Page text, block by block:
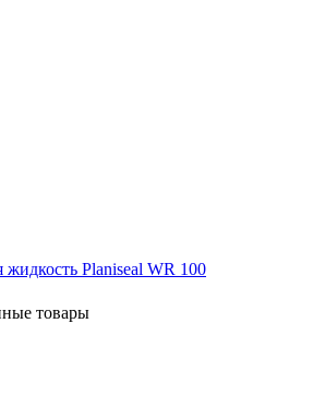
Planiseal WR 100
товары